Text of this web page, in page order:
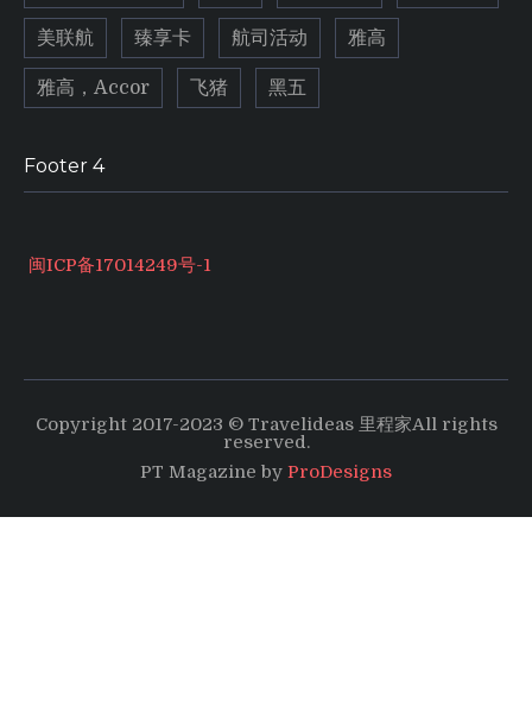
美联航 臻享卡 航司活动 雅高
雅高，Accor 飞猪 黑五
Footer 4
闽ICP备17014249号-1
Copyright 2017-2023 © Travelideas 里程家All rights
reserved.
PT Magazine by ProDesigns